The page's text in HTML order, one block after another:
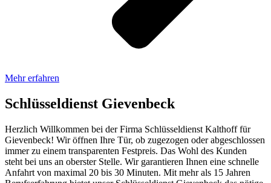
Mehr erfahren
Schlüsseldienst Gievenbeck
Herzlich Willkommen bei der Firma Schlüsseldienst Kalthoff für
Gievenbeck! Wir öffnen Ihre Tür, ob zugezogen oder abgeschlossen
immer zu einem transparenten Festpreis. Das Wohl des Kunden
steht bei uns an oberster Stelle. Wir garantieren Ihnen eine schnelle
Anfahrt von maximal 20 bis 30 Minuten. Mit mehr als 15 Jahren